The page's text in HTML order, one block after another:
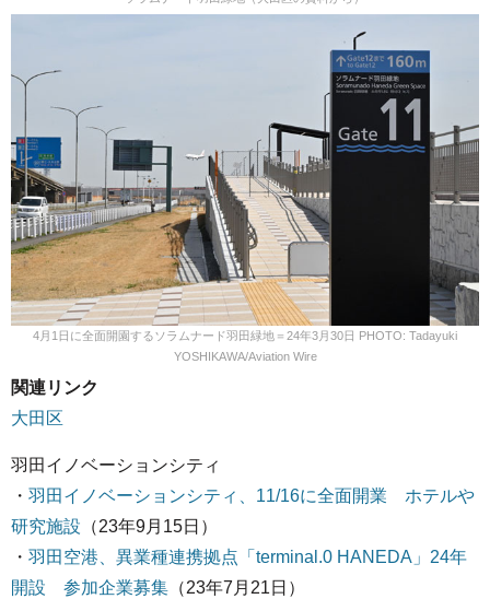
4月1日に全面開園するソラムナード羽田緑地＝24年3月30日 PHOTO: Tadayuki
YOSHIKAWA/Aviation Wire
関連リンク
大田区
羽田イノベーションシティ
・ 羽田イノベーションシティ、11/16に全面開業 ホテルや
研究施設 （23年9月15日）
・ 羽田空港、異業種連携拠点「terminal.0 HANEDA」24年
開設 参加企業募集 （23年7月21日）